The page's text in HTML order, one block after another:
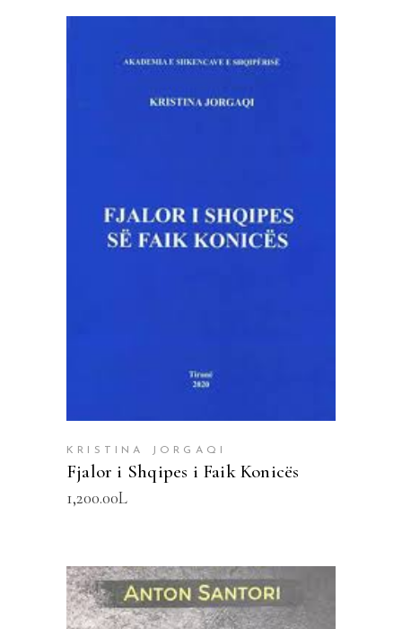
SHTOJE NË SHPORTË
KRISTINA JORGAQI
Fjalor i Shqipes i Faik Konicës
1,200.00L